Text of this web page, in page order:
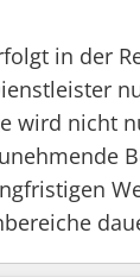
in der
wird nicht